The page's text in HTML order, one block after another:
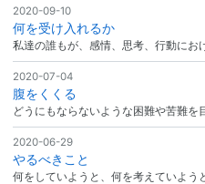
2020-09-10
何を受け入れるか
私達の誰もが、感情、思考、行動に
2020-07-04
腹をくくる
どうにもならないような困難や苦難
2020-06-29
やるべきこと
何をしていようと、何を考えていよ